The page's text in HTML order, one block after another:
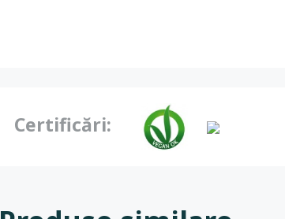
Certificări: